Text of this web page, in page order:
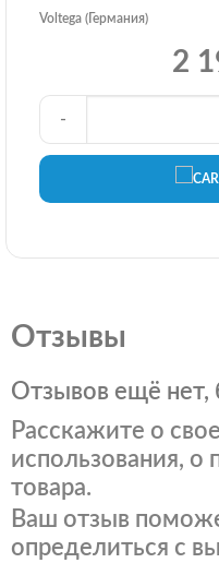
Voltega (Германия)
2
-
Отзывы
Отзывов ещё нет,
Расскажите о
использования, о
товара.
Ваш отзыв
определиться с